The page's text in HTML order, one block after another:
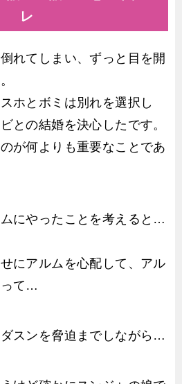
レ
れてしまい、ずっと目を開
ホとボミは別れを選択し
との結婚を決心したです。
が何よりも重要なことであ
にやったことを考えると…
にアルムを心配して、アル
って…
スンを脅迫までしながら…